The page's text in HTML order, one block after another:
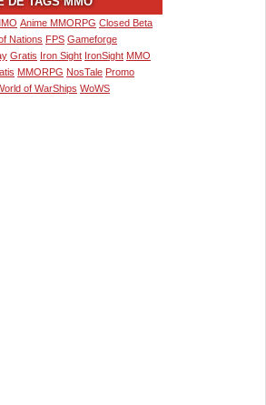
Anime MMORPG Closed Beta
Nations FPS Gameforge
Gratis Iron Sight IronSight MMO
MMORPG NosTale Promo
of WarShips WoWS